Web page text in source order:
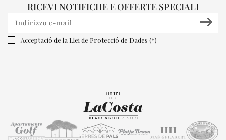
RICEVI NOTIFICHE E OFFERTE SPECIALI
Acceptació de la Llei de Protecció de Dades (*)